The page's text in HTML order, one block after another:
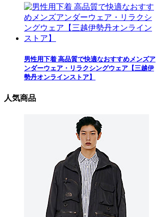
男性用下着 高品質で快適なおすすめメンズア
ンダーウェア・リラクシングウェア【三越伊
勢丹オンラインストア】
人気商品